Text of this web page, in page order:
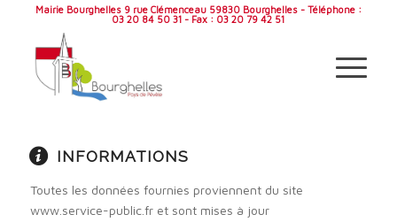
Mairie Bourghelles 9 rue Clémenceau 59830 Bourghelles - Téléphone :
03 20 84 50 31 - Fax : 03 20 79 42 51
INFORMATIONS
Toutes les données fournies proviennent du site
www.service-public.fr et sont mises à jour